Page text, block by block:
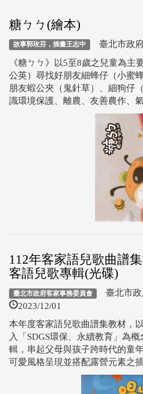
糖ㄅㄅ(繪本)
故事郭玫芬，插畫王志中 臺北市政府
《糖ㄅㄅ》以5至8歲之兒童為主
公英）尋找好朋友細蜂仔（小蜜
朋友蝦公夾（鬼針草）、細狗仔
識環境保護、離農、友善農作、
112年客家語兒歌曲譜
客語兒歌專輯(光碟)
臺北市政府客家事務委員會 臺北市政
2023/12/01
本年度客家語兒歌曲譜集教材，
入「SDGS環保、永續教育」為
輯，串起父母與孩子跨時代的童
可愛風格呈現並搭配露營元素之